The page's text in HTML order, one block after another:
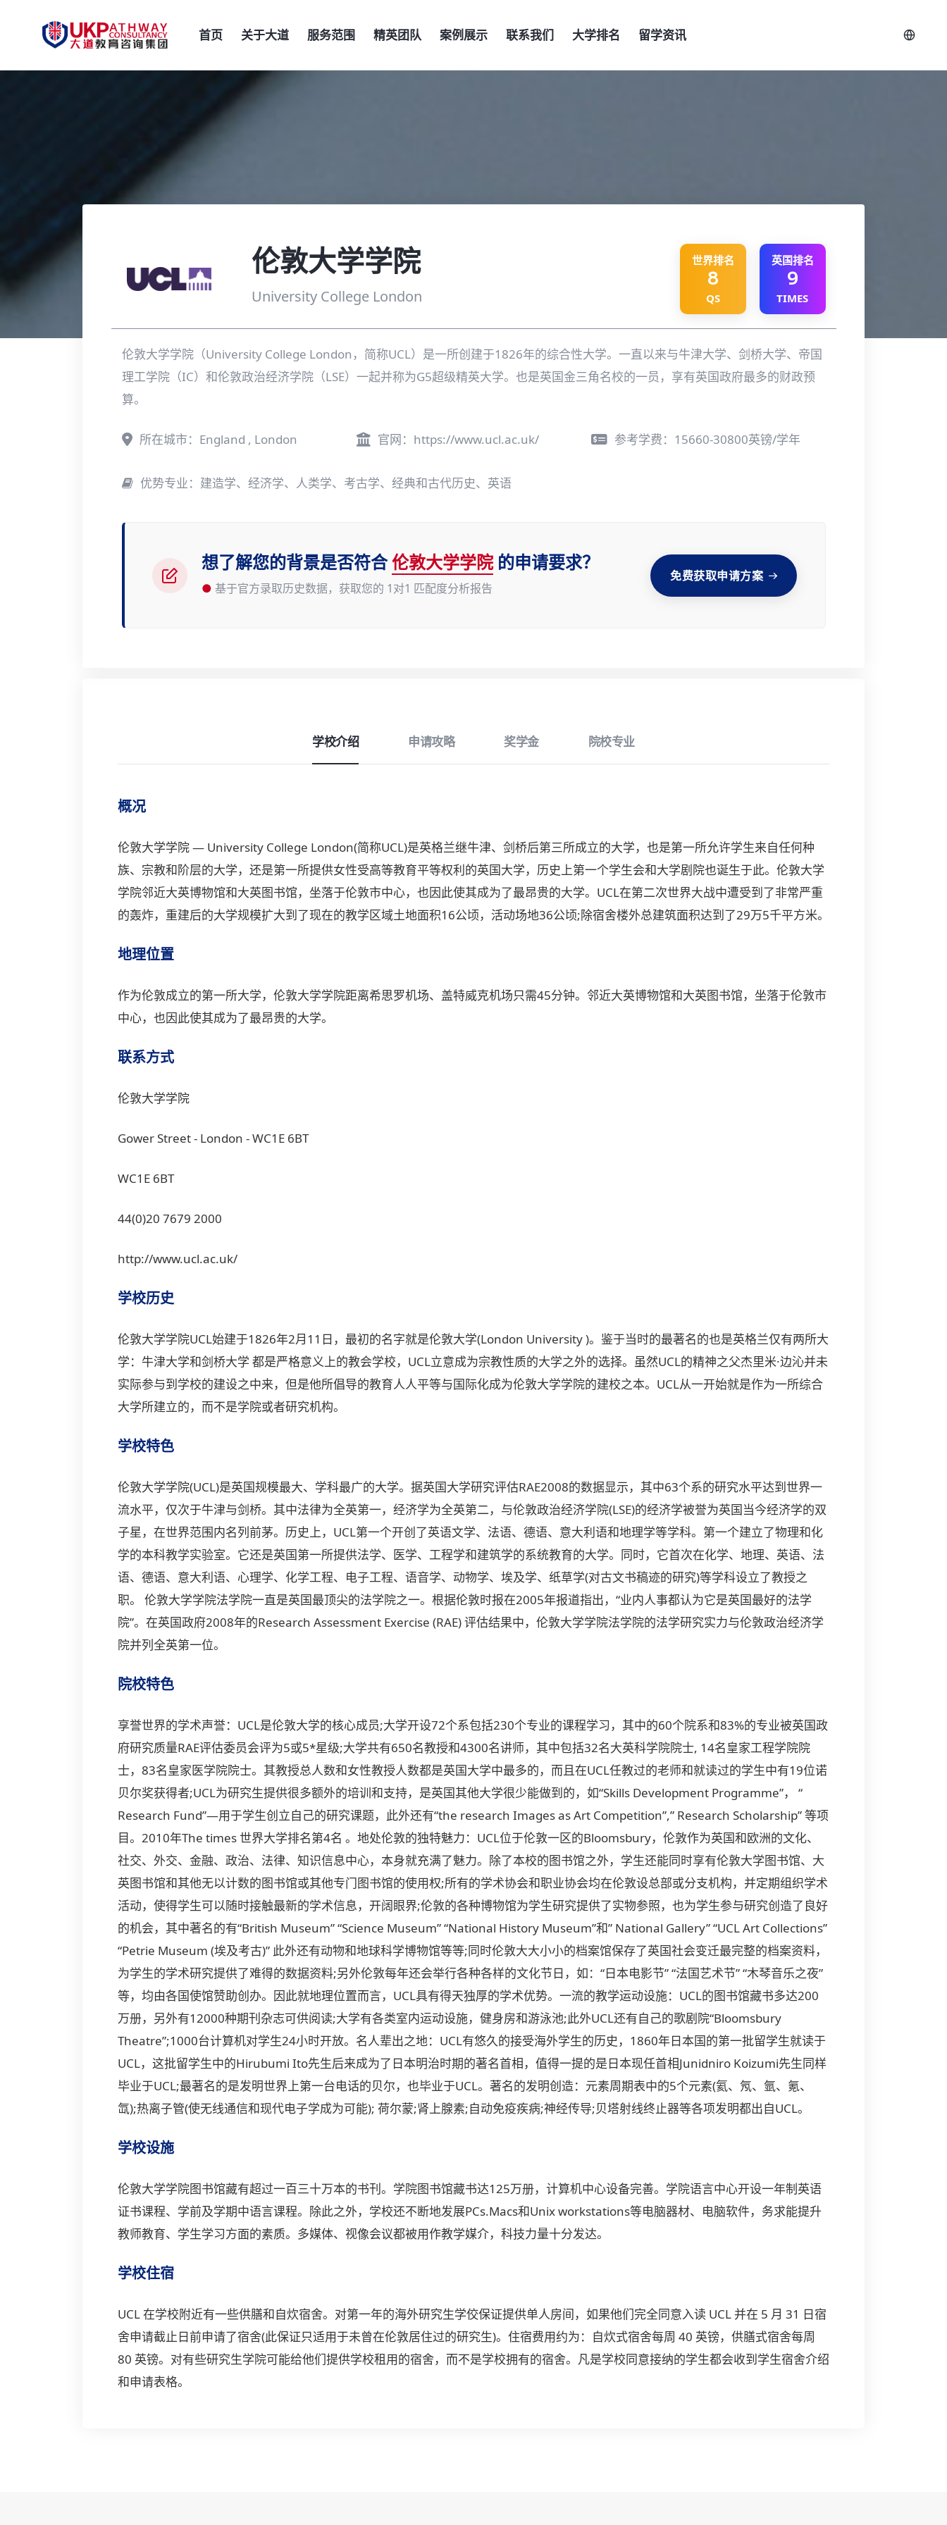
首页 关于大道 服务范围 精英团队 案例展示 联系我们 大学排名 留学资讯
伦敦大学学院
University College London
世界排名
8
QS
英国排名
9
TIMES
伦敦大学学院（University College London，简称UCL）是一所创建于1826年的综合性大学。一直以来与牛津大学、剑桥大学、帝国
理工学院（IC）和伦敦政治经济学院（LSE）一起并称为G5超级精英大学。也是英国金三角名校的一员，享有英国政府最多的财政预
算。
所在城市：England , London 官网： https://www.ucl.ac.uk/ 参考学费：15660-30800英镑/学年
优势专业：建造学、经济学、人类学、考古学、经典和古代历史、英语
想了解您的背景是否符合伦敦大学学院的申请要求？
● 基于官方录取历史数据，获取您的 1对1 匹配度分析报告
免费获取申请方案
学校介绍 申请攻略 奖学金 院校专业
概况
伦敦大学学院 — University College London(简称UCL)是英格兰继牛津、剑桥后第三所成立的大学，也是第一所允许学生来自任何种
族、宗教和阶层的大学，还是第一所提供女性受高等教育平等权利的英国大学，历史上第一个学生会和大学剧院也诞生于此。伦敦大学
学院邻近大英博物馆和大英图书馆，坐落于伦敦市中心，也因此使其成为了最昂贵的大学。UCL在第二次世界大战中遭受到了非常严重
的轰炸，重建后的大学规模扩大到了现在的教学区域土地面积16公顷，活动场地36公顷;除宿舍楼外总建筑面积达到了29万5千平方米。
地理位置
作为伦敦成立的第一所大学，伦敦大学学院距离希思罗机场、盖特威克机场只需45分钟。邻近大英博物馆和大英图书馆，坐落于伦敦市
中心，也因此使其成为了最昂贵的大学。
联系方式
伦敦大学学院
Gower Street - London - WC1E 6BT
WC1E 6BT
44(0)20 7679 2000
http://www.ucl.ac.uk/
学校历史
伦敦大学学院UCL始建于1826年2月11日，最初的名字就是伦敦大学(London University )。鉴于当时的最著名的也是英格兰仅有两所大
学：牛津大学和剑桥大学 都是严格意义上的教会学校，UCL立意成为宗教性质的大学之外的选择。虽然UCL的精神之父杰里米·边沁并未
实际参与到学校的建设之中来，但是他所倡导的教育人人平等与国际化成为伦敦大学学院的建校之本。UCL从一开始就是作为一所综合
大学所建立的，而不是学院或者研究机构。
学校特色
伦敦大学学院(UCL)是英国规模最大、学科最广的大学。据英国大学研究评估RAE2008的数据显示，其中63个系的研究水平达到世界一
流水平，仅次于牛津与剑桥。其中法律为全英第一，经济学为全英第二，与伦敦政治经济学院(LSE)的经济学被誉为英国当今经济学的双
子星，在世界范围内名列前茅。历史上，UCL第一个开创了英语文学、法语、德语、意大利语和地理学等学科。第一个建立了物理和化
学的本科教学实验室。它还是英国第一所提供法学、医学、工程学和建筑学的系统教育的大学。同时，它首次在化学、地理、英语、法
语、德语、意大利语、心理学、化学工程、电子工程、语音学、动物学、埃及学、纸草学(对古文书稿迹的研究)等学科设立了教授之
职。 伦敦大学学院法学院一直是英国最顶尖的法学院之一。根据伦敦时报在2005年报道指出，“业内人事都认为它是英国最好的法学
院”。在英国政府2008年的Research Assessment Exercise (RAE) 评估结果中，伦敦大学学院法学院的法学研究实力与伦敦政治经济学
院并列全英第一位。
院校特色
享誉世界的学术声誉：UCL是伦敦大学的核心成员;大学开设72个系包括230个专业的课程学习，其中的60个院系和83%的专业被英国政
府研究质量RAE评估委员会评为5或5*星级;大学共有650名教授和4300名讲师，其中包括32名大英科学院院士, 14名皇家工程学院院
士，83名皇家医学院院士。其教授总人数和女性教授人数都是英国大学中最多的，而且在UCL任教过的老师和就读过的学生中有19位诺
贝尔奖获得者;UCL为研究生提供很多额外的培训和支持，是英国其他大学很少能做到的，如“Skills Development Programme”， “
Research Fund”—用于学生创立自己的研究课题，此外还有“the research Images as Art Competition”,” Research Scholarship” 等项
目。2010年The times世界大学排名第4名 。地处伦敦的独特魅力：UCL位于伦敦一区的Bloomsbury，伦敦作为英国和欧洲的文化、
社交、外交、金融、政治、法律、知识信息中心，本身就充满了魅力。除了本校的图书馆之外，学生还能同时享有伦敦大学图书馆、大
英图书馆和其他无以计数的图书馆或其他专门图书馆的使用权;所有的学术协会和职业协会均在伦敦设总部或分支机构，并定期组织学术
活动，使得学生可以随时接触最新的学术信息，开阔眼界;伦敦的各种博物馆为学生研究提供了实物参照，也为学生参与研究创造了良好
的机会，其中著名的有“British Museum” “Science Museum” “National History Museum”和” National Gallery” “UCL Art Collections”
“Petrie Museum (埃及考古)” 此外还有动物和地球科学博物馆等等;同时伦敦大大小小的档案馆保存了英国社会变迁最完整的档案资料，
为学生的学术研究提供了难得的数据资料;另外伦敦每年还会举行各种各样的文化节日，如：“日本电影节” “法国艺术节” “木琴音乐之夜”
等，均由各国使馆赞助创办。因此就地理位置而言，UCL具有得天独厚的学术优势。一流的教学运动设施：UCL的图书馆藏书多达200
万册，另外有12000种期刊杂志可供阅读;大学有各类室内运动设施，健身房和游泳池;此外UCL还有自己的歌剧院“Bloomsbury
Theatre”;1000台计算机对学生24小时开放。名人辈出之地：UCL有悠久的接受海外学生的历史，1860年日本国的第一批留学生就读于
UCL，这批留学生中的Hirubumi Ito先生后来成为了日本明治时期的著名首相，值得一提的是日本现任首相Junidniro Koizumi先生同样
毕业于UCL;最著名的是发明世界上第一台电话的贝尔，也毕业于UCL。著名的发明创造：元素周期表中的5个元素(氦、氖、氩、氪、
氙);热离子管(使无线通信和现代电子学成为可能); 荷尔蒙;肾上腺素;自动免疫疾病;神经传导;贝塔射线终止器等各项发明都出自UCL。
学校设施
伦敦大学学院图书馆藏有超过一百三十万本的书刊。学院图书馆藏书达125万册，计算机中心设备完善。学院语言中心开设一年制英语
证书课程、学前及学期中语言课程。除此之外，学校还不断地发展PCs.Macs和Unix workstations等电脑器材、电脑软件，务求能提升
教师教育、学生学习方面的素质。多媒体、视像会议都被用作教学媒介，科技力量十分发达。
学校住宿
UCL 在学校附近有一些供膳和自炊宿舍。对第一年的海外研究生学佼保证提供单人房间，如果他们完全同意入读 UCL 并在 5 月 31 日宿
舍申请截止日前申请了宿舍(此保证只适用于未曾在伦敦居住过的研究生)。住宿费用约为：自炊式宿舍每周 40 英镑，供膳式宿舍每周
80 英镑。对有些研究生学院可能给他们提供学校租用的宿舍，而不是学校拥有的宿舍。凡是学校同意接纳的学生都会收到学生宿舍介绍
和申请表格。